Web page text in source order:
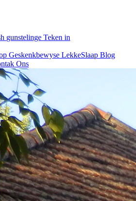
gunstelinge Teken in
Geskenkbewyse LekkeSlaap Blog
Ons